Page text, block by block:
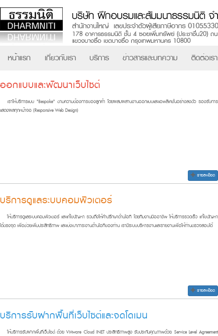
หน้าแรก เกี่ยวกับเรา บริการ ข่าวสารและบทความ ติดต่อเรา
ออกแบบและพัฒนาเว็บไซต์
เราให้บริการแบบ "Bespoke" ตามความต้องการของลูกค้า โดยผสมผสานงานออกแบบและแอพลิเคชั่นอย่างลงตัว รองรับการ
แสดงผลทุกหน้าจอ (Responsive Web Design)
รายละเอียด
บริการดูแลระบบคอมพิวเตอร์
ให้บริการดูแลระบบคอมพิวเตอร์ และแก้ไขปัญหา รวมถึงให้คำปรึกษาด้านไอที โดยทีมงานมืออาชีพ ให้บริการรวดเร็ว แก้ไขปัญหา
ได้ตรงจุด เพื่อช่วยเพิ่มประสิทธิภาพ และแบ่งเบาภาระงานด้านไอทีของท่าน เรามีระบบบริหารงานและรายงานเพื่อให้ท่านตรวจสอบได้
รายละเอียด
บริการรับฝากพื้นที่เว็บไซต์และจดโดเมน
ให้บริการรับฝากพื้นที่เว็บไซต์ ด้วย VMware Cloud INET ประสิทธิภาพสูง รับประกันคุณภาพด้วย Service Level Agreement